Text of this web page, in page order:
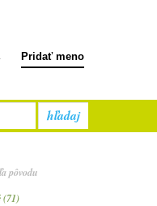
Pridať meno
hľadaj
pôvodu
(71)